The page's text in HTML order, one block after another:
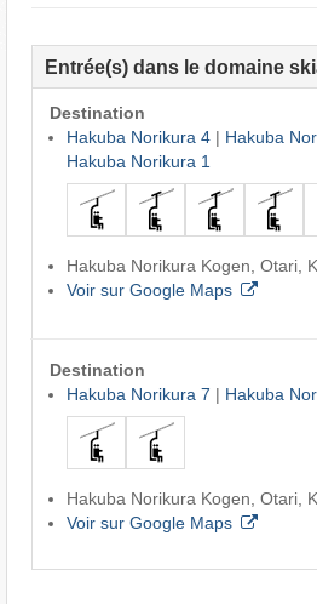
Entrée(s) dans le domaine
Destination
Hakuba Norikura 4| Hakuba
Hakuba Norikura 1
Hakuba Norikura Kogen, Otari,
Voir sur Google Maps
Destination
Hakuba Norikura 7 | Hakuba
Hakuba Norikura Kogen, Otari,
Voir sur Google Maps